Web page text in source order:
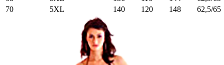
70
5XL 140 120 148 62,5/65